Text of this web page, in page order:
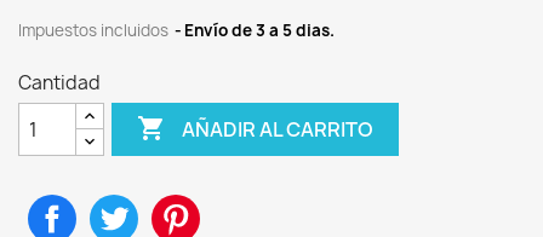
Impuestos incluidos Envío de 3 a 5 dias.
Cantidad
 AÑADIR AL CARRITO
CompartirTuitear